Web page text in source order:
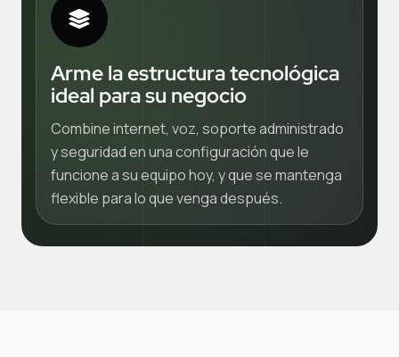
Arme la estructura tecnológica
ideal para su negocio
Combine internet, voz, soporte administrado
y seguridad en una configuración que le
funcione a su equipo hoy, y que se mantenga
flexible para lo que venga después.